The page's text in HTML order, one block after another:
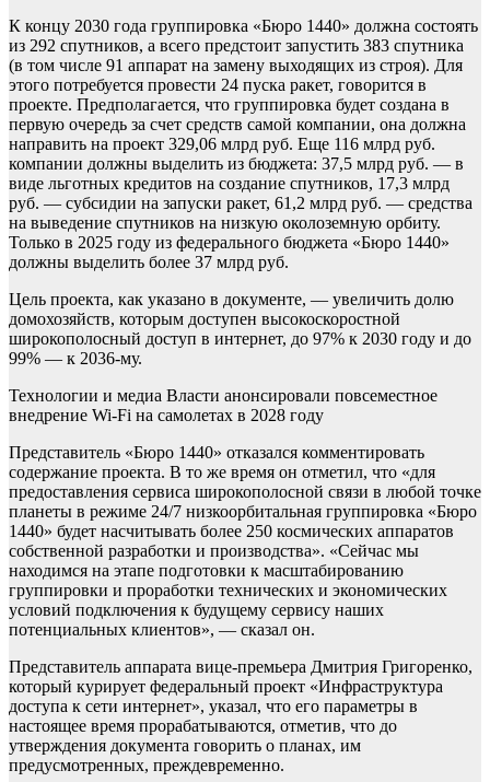
К концу 2030 года группировка «Бюро 1440» должна состоять
из 292 спутников, а всего предстоит запустить 383 спутника
(в том числе 91 аппарат на замену выходящих из строя). Для
этого потребуется провести 24 пуска ракет, говорится в
проекте. Предполагается, что группировка будет создана в
первую очередь за счет средств самой компании, она должна
направить на проект 329,06 млрд руб. Еще 116 млрд руб.
компании должны выделить из бюджета: 37,5 млрд руб. — в
виде льготных кредитов на создание спутников, 17,3 млрд
руб. — субсидии на запуски ракет, 61,2 млрд руб. — средства
на выведение спутников на низкую околоземную орбиту.
Только в 2025 году из федерального бюджета «Бюро 1440»
должны выделить более 37 млрд руб.
Цель проекта, как указано в документе, — увеличить долю
домохозяйств, которым доступен высокоскоростной
широкополосный доступ в интернет, до 97% к 2030 году и до
99% — к 2036-му.
Технологии и медиа Власти анонсировали повсеместное
внедрение Wi-Fi на самолетах в 2028 году
Представитель «Бюро 1440» отказался комментировать
содержание проекта. В то же время он отметил, что «для
предоставления сервиса широкополосной связи в любой точке
планеты в режиме 24/7 низкоорбитальная группировка «Бюро
1440» будет насчитывать более 250 космических аппаратов
собственной разработки и производства». «Сейчас мы
находимся на этапе подготовки к масштабированию
группировки и проработки технических и экономических
условий подключения к будущему сервису наших
потенциальных клиентов», — сказал он.
Представитель аппарата вице-премьера Дмитрия Григоренко,
который курирует федеральный проект «Инфраструктура
доступа к сети интернет», указал, что его параметры в
настоящее время прорабатываются, отметив, что до
утверждения документа говорить о планах, им
предусмотренных, преждевременно.